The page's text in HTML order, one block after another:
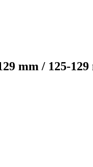
mm / 125-